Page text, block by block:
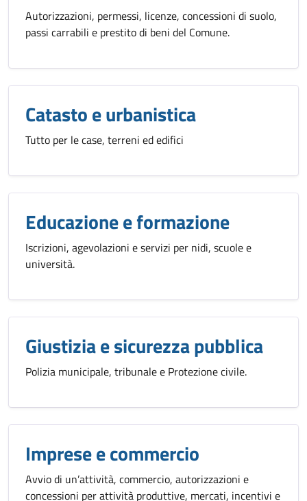
Autorizzazioni, permessi, licenze, concessioni di suolo,
passi carrabili e prestito di beni del Comune.
Catasto e urbanistica
Tutto per le case, terreni ed edifici
Educazione e formazione
Iscrizioni, agevolazioni e servizi per nidi, scuole e
università.
Giustizia e sicurezza pubblica
Polizia municipale, tribunale e Protezione civile.
Imprese e commercio
Avvio di un’attività, commercio, autorizzazioni e
concessioni per attività produttive, mercati, incentivi e